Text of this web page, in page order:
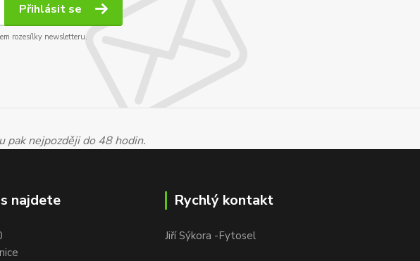
Přihlásit se
rozesílky newsletteru.
pak nejpozději do 48 hodin.
najdete Rychlý kontakt
Jiří Sýkora -Fytosel